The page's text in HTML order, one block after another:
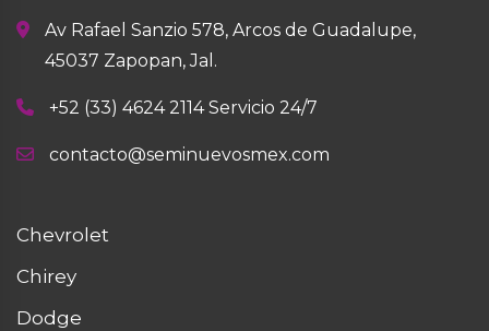
Av Rafael Sanzio 578, Arcos de Guadalupe,
45037 Zapopan, Jal.
+52 (33) 4624 2114 Servicio 24/7
contacto@seminuevosmex.com
Chevrolet
Chirey
Dodge